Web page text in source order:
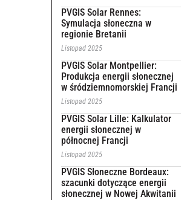
PVGIS Solar Rennes:
Symulacja słoneczna w
regionie Bretanii
Listopad 2025
PVGIS Solar Montpellier:
Produkcja energii słonecznej
w śródziemnomorskiej Francji
Listopad 2025
PVGIS Solar Lille: Kalkulator
energii słonecznej w
północnej Francji
Listopad 2025
PVGIS Słoneczne Bordeaux:
szacunki dotyczące energii
słonecznej w Nowej Akwitanii